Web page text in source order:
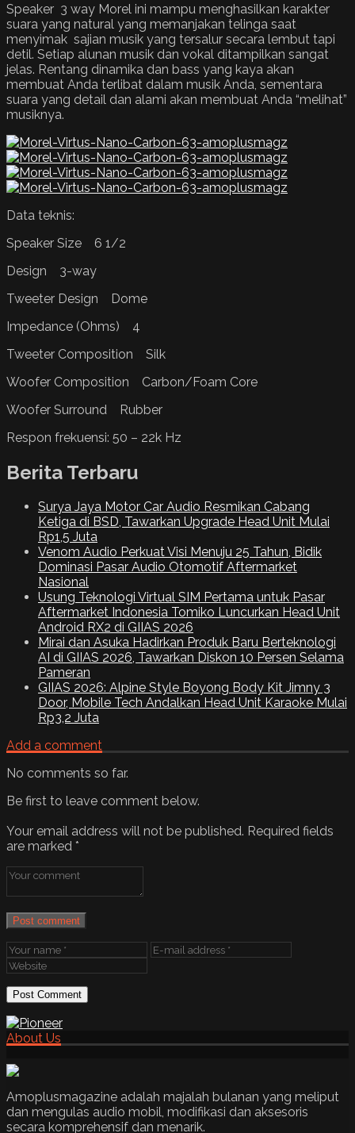
Speaker 3 way Morel ini mampu menghasilkan karakter
suara yang natural yang memanjakan telinga saat
menyimak sajian musik yang tersalur secara lembut tapi
detil. Setiap alunan musik dan vokal ditampilkan sangat
jelas. Rentang dinamika dan bass yang kaya akan
membuat Anda terlibat dalam musik Anda, sementara
suara yang detail dan alami akan membuat Anda “melihat”
musiknya.
Data teknis:
Speaker Size 6 1/2
Design 3-way
Tweeter Design Dome
Impedance (Ohms) 4
Tweeter Composition Silk
Woofer Composition Carbon/Foam Core
Woofer Surround Rubber
Respon frekuensi: 50 – 22k Hz
Berita Terbaru
Surya Jaya Motor Car Audio Resmikan Cabang
Ketiga di BSD, Tawarkan Upgrade Head Unit Mulai
Rp1,5 Juta
Venom Audio Perkuat Visi Menuju 25 Tahun, Bidik
Dominasi Pasar Audio Otomotif Aftermarket
Nasional
Usung Teknologi Virtual SIM Pertama untuk Pasar
Aftermarket Indonesia Tomiko Luncurkan Head Unit
Android RX2 di GIIAS 2026
Mirai dan Asuka Hadirkan Produk Baru Berteknologi
AI di GIIAS 2026, Tawarkan Diskon 10 Persen Selama
Pameran
GIIAS 2026: Alpine Style Boyong Body Kit Jimny 3
Door, Mobile Tech Andalkan Head Unit Karaoke Mulai
Rp3,2 Juta
Add a comment
No comments so far.
Be first to leave comment below.
Your email address will not be published. Required fields
are marked *
Post comment
About Us
Amoplusmagazine adalah majalah bulanan yang meliput
dan mengulas audio mobil, modifikasi dan aksesoris
secara komprehensif dan menarik.